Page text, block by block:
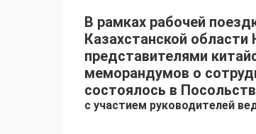
В рамках рабочей
Казахстанской области
представителями
меморандумов о
состоялось в
с участием руководителей